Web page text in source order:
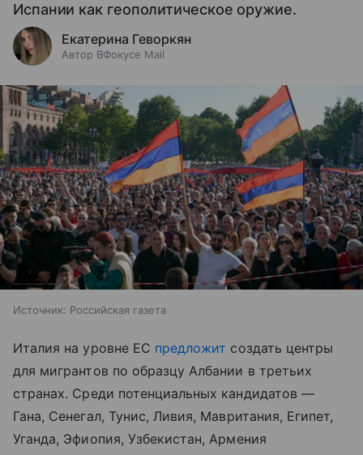
Испании как геополитическое оружие.
Екатерина Геворкян
Автор ВФокусе Mail
Источник: Российская газета
Италия на уровне ЕС предложит создать центры
для мигрантов по образцу Албании в третьих
странах. Среди потенциальных кандидатов —
Гана, Сенегал, Тунис, Ливия, Мавритания, Египет,
Уганда, Эфиопия, Узбекистан, Армения